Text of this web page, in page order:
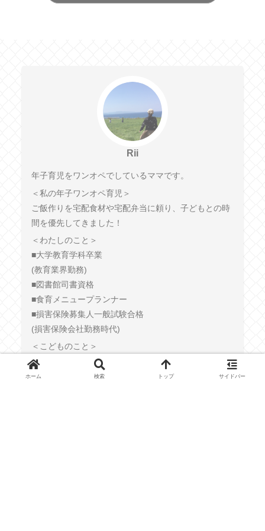
Rii
年子育児をワンオペでしているママです。
＜私の年子ワンオペ育児＞
ご飯作りを宅配食材や宅配弁当に頼り、子どもとの時
間を優先してきました！
＜わたしのこと＞
■大学教育学科卒業
(教育業界勤務)
■図書館司書資格
■食育メニュープランナー
■損害保険募集人一般試験合格
(損害保険会社勤務時代)
＜こどものこと＞
・1歳で読み聞かせ一万冊
・くもん最終教材修了
ホーム 検索 トップ サイドバー